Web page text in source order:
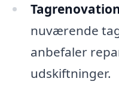
nuværende
anbefaler
udskiftninger.